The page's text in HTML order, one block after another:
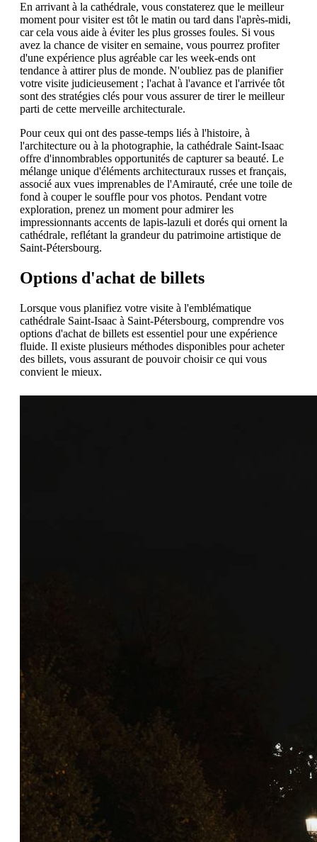
En arrivant à la cathédrale, vous constaterez que le meilleur
moment pour visiter est tôt le matin ou tard dans l'après-midi,
car cela vous aide à éviter les plus grosses foules. Si vous
avez la chance de visiter en semaine, vous pourrez profiter
d'une expérience plus agréable car les week-ends ont
tendance à attirer plus de monde. N'oubliez pas de planifier
votre visite judicieusement ; l'achat à l'avance et l'arrivée tôt
sont des stratégies clés pour vous assurer de tirer le meilleur
parti de cette merveille architecturale.
Pour ceux qui ont des passe-temps liés à l'histoire, à
l'architecture ou à la photographie, la cathédrale Saint-Isaac
offre d'innombrables opportunités de capturer sa beauté. Le
mélange unique d'éléments architecturaux russes et français,
associé aux vues imprenables de l'Amirauté, crée une toile de
fond à couper le souffle pour vos photos. Pendant votre
exploration, prenez un moment pour admirer les
impressionnants accents de lapis-lazuli et dorés qui ornent la
cathédrale, reflétant la grandeur du patrimoine artistique de
Saint-Pétersbourg.
Options d'achat de billets
Lorsque vous planifiez votre visite à l'emblématique
cathédrale Saint-Isaac à Saint-Pétersbourg, comprendre vos
options d'achat de billets est essentiel pour une expérience
fluide. Il existe plusieurs méthodes disponibles pour acheter
des billets, vous assurant de pouvoir choisir ce qui vous
convient le mieux.